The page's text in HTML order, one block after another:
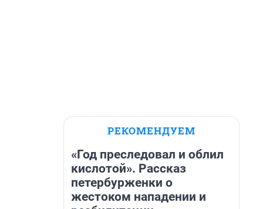
РЕКОМЕНДУЕМ
«Год преследовал и облил
кислотой». Рассказ
петербурженки о
жестоком нападении и